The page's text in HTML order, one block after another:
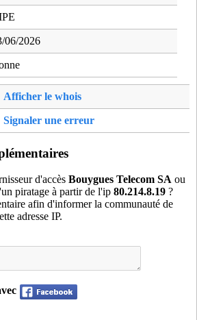
06/2026
Afficher le whois
Signaler une erreur
d'accès Bouygues Telecom SA ou
piratage à partir de l'ip 80.214.8.19 ?
afin d'informer la communauté de
adresse IP.